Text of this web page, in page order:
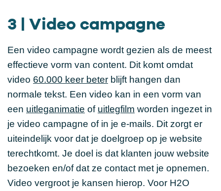
3 | Video campagne
Een video campagne wordt gezien als de meest
effectieve vorm van content. Dit komt omdat
video 60.000 keer beter blijft hangen dan
normale tekst. Een video kan in een vorm van
een uitleganimatie of uitlegfilm worden ingezet in
je video campagne of in je e-mails. Dit zorgt er
uiteindelijk voor dat je doelgroep op je website
terechtkomt. Je doel is dat klanten jouw website
bezoeken en/of dat ze contact met je opnemen.
Video vergroot je kansen hierop. Voor H2O